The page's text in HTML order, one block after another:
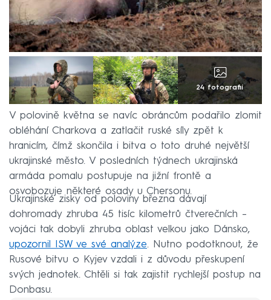
24 fotografií
V polovině května se navíc obráncům podařilo zlomit
obléhání Charkova a zatlačit ruské síly zpět k
hranicím, čímž skončila i bitva o toto druhé největší
ukrajinské město. V posledních týdnech ukrajinská
armáda pomalu postupuje na jižní frontě a
osvobozuje některé osady u Chersonu.
Ukrajinské zisky od poloviny března dávají
dohromady zhruba 45 tisíc kilometrů čtverečních –
vojáci tak dobyli zhruba oblast velkou jako Dánsko,
upozornil ISW ve své analýze. Nutno podotknout, že
Rusové bitvu o Kyjev vzdali i z důvodu přeskupení
svých jednotek. Chtěli si tak zajistit rychlejší postup na
Donbasu.